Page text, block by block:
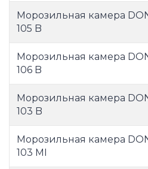
Морозильная камера
105 B
Морозильная камера
106 B
Морозильная камера
103 B
Морозильная камера
103 MI